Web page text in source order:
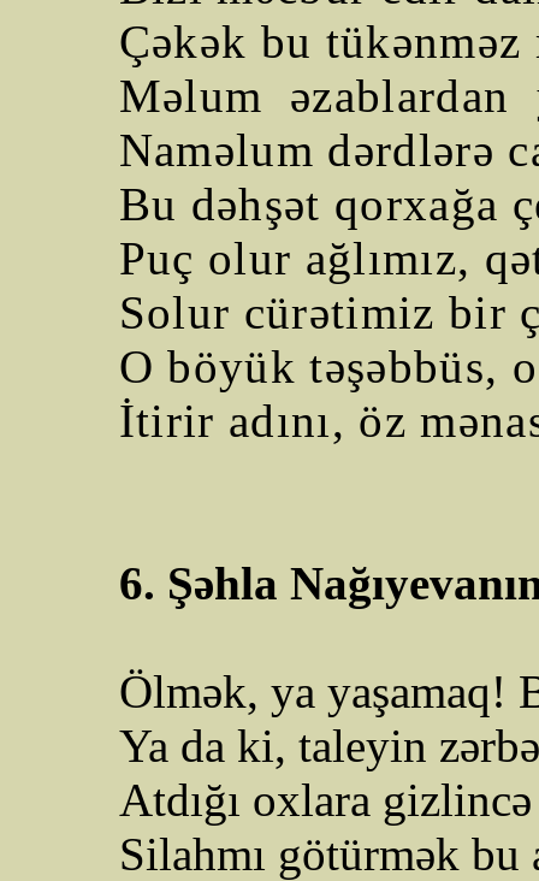
Çəkək bu tükənməz
Məlum
əzablardan
Naməlum dərdlərə
Bu dəhşət qorxağa
Puç olur ağlımız,
Solur cürətimiz bir
O böyük təşəbbüs,
İtirir adını, öz
6. Şəhla
Ölmək, ya yaşamaq!
Ya da ki, taleyin
Atdığı oxlara gizlincə
Silahmı götürmək bu